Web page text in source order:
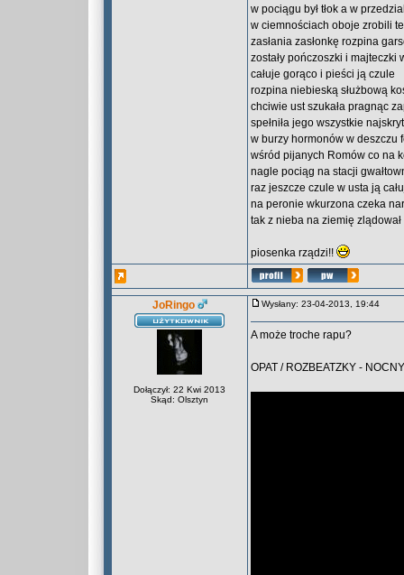
w pociągu był tłok a w
w ciemnościach oboje zrobili
zasłania zasłonkę rozpina
zostały pończoszki i majteczki
całuje gorąco i pieści ją czule
rozpina niebieską służbową
chciwie ust szukała pragnąc
spełniła jego wszystkie
w burzy hormonów w deszczu
wśród pijanych Romów co na
nagle pociąg na stacji
raz jeszcze czule w usta ją
na peronie wkurzona czeka
tak z nieba na ziemię
piosenka rządzi!!
JoRingo
Dołączył: 22 Kwi 2013
Skąd: Olsztyn
Wysłany: 23-04-2013, 19:44
A może troche rapu?
OPAT / ROZBEATZKY -